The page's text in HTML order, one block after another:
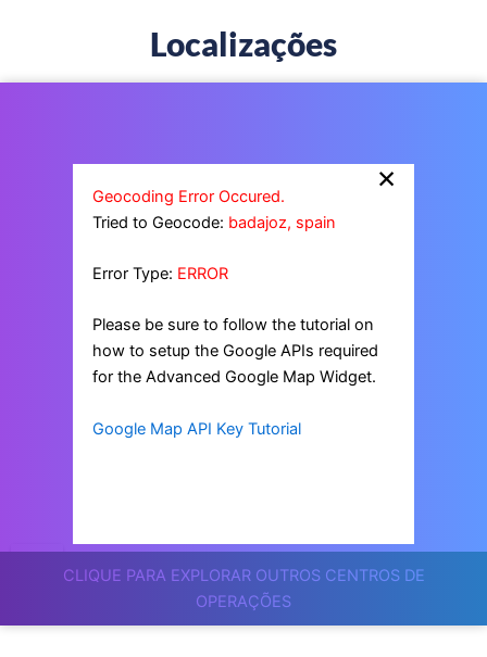
Localizações
CLIQUE PARA EXPLORAR OUTROS CENTROS DE
OPERAÇÕES
×
Geocoding Error Occured.
Tried to Geocode: badajoz, spain
Error Type: ERROR
Please be sure to follow the tutorial on
how to setup the Google APIs required
for the Advanced Google Map Widget.
Google Map API Key Tutorial